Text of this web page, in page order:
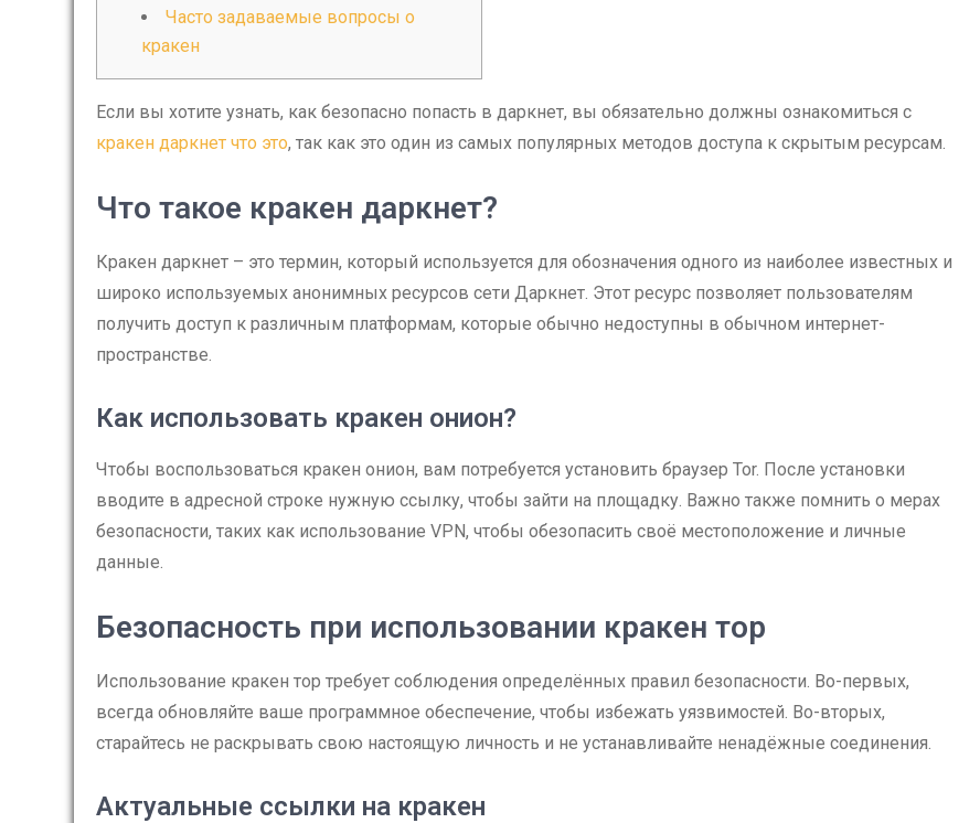
Часто задаваемые вопросы о
кракен
Если вы хотите узнать, как безопасно попасть в даркнет, вы обязательно должны ознакомиться с
кракен даркнет что это, так как это один из самых популярных методов доступа к скрытым ресурсам.
Что такое кракен даркнет?
Кракен даркнет – это термин, который используется для обозначения одного из наиболее известных и
широко используемых анонимных ресурсов сети Даркнет. Этот ресурс позволяет пользователям
получить доступ к различным платформам, которые обычно недоступны в обычном интернет-
пространстве.
Как использовать кракен онион?
Чтобы воспользоваться кракен онион, вам потребуется установить браузер Tor. После установки
вводите в адресной строке нужную ссылку, чтобы зайти на площадку. Важно также помнить о мерах
безопасности, таких как использование VPN, чтобы обезопасить своё местоположение и личные
данные.
Безопасность при использовании кракен тор
Использование кракен тор требует соблюдения определённых правил безопасности. Во-первых,
всегда обновляйте ваше программное обеспечение, чтобы избежать уязвимостей. Во-вторых,
старайтесь не раскрывать свою настоящую личность и не устанавливайте ненадёжные соединения.
Актуальные ссылки на кракен